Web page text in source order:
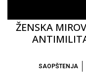
ŽENSKA
SAOPŠTENJA